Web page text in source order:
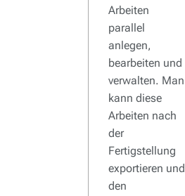
Arbeiten
parallel
anlegen,
bearbeiten und
verwalten. Man
kann diese
Arbeiten nach
der
Fertigstellung
exportieren und
den